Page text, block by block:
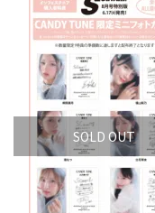
特定商取引法について
お問い合わせ
SOLD OUT